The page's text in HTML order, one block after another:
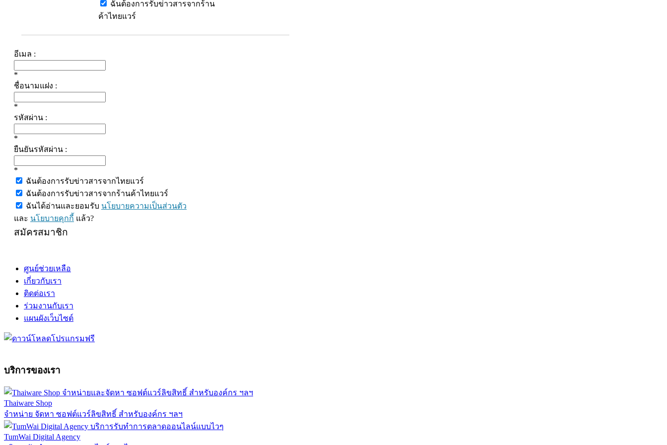
ฉันต้องการรับข่าวสารจากร้าน
ค้าไทยแวร์
อีเมล :
*
ชื่อนามแฝง :
*
รหัสผ่าน :
*
ยืนยันรหัสผ่าน :
*
ฉันต้องการรับข่าวสารจากไทยแวร์
ฉันต้องการรับข่าวสารจากร้านค้าไทยแวร์
ฉันได้อ่านและยอมรับ นโยบายความเป็นส่วนตัว
และ นโยบายคุกกี้ แล้ว?
สมัครสมาชิก
ศูนย์ช่วยเหลือ
เกี่ยวกับเรา
ติดต่อเรา
ร่วมงานกับเรา
แผนผังเว็บไซต์
บริการของเรา
Thaiware Shop
จำหน่าย จัดหา ซอฟต์แวร์ลิขสิทธิ์ สำหรับองค์กร ฯลฯ
TumWai Digital Agency